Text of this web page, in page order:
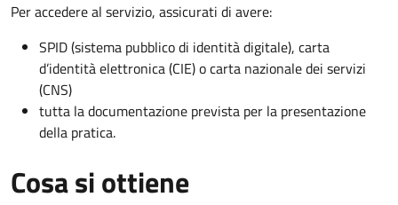
Per accedere al servizio, assicurati di avere:
SPID (sistema pubblico di identità digitale), carta
d’identità elettronica (CIE) o carta nazionale dei servizi
(CNS)
tutta la documentazione prevista per la presentazione
della pratica.
Cosa si ottiene